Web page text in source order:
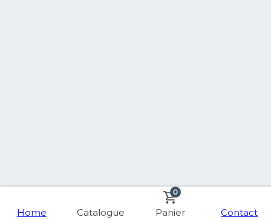
Home Catalogue
0
Panier Contact